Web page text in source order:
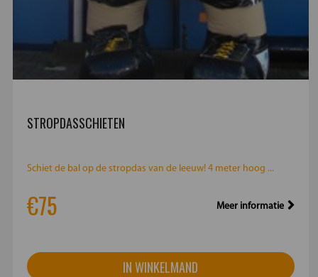
STROPDASSCHIETEN
Schiet de bal op de stropdas van de leeuw! 4 meter hoog ...
€75 Meer informatie
IN WINKELMAND